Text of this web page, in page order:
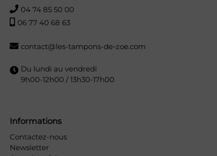
04 74 85 50 00
06 77 40 68 63
contact@les-tampons-de-zoe.com
Du lundi au vendredi
9h00-12h00 / 13h30-17h00
Informations
Contactez-nous
Newsletter